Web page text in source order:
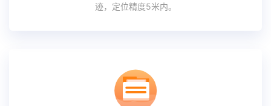
迹，定位精度5米内。